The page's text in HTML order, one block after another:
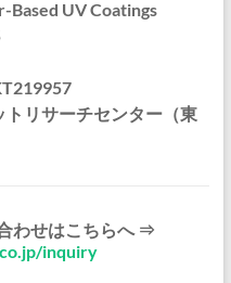
Based UV Coatings
リサーチセンター（東
わせはこちらへ ⇒
inquiry